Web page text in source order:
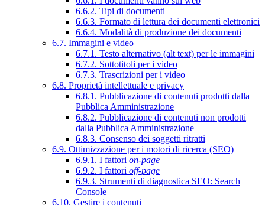
6.6.2. Tipi di documenti
6.6.3. Formato di lettura dei documenti elettronici
6.6.4. Modalità di produzione dei documenti
6.7. Immagini e video
6.7.1. Testo alternativo (alt text) per le immagini
6.7.2. Sottotitoli per i video
6.7.3. Trascrizioni per i video
6.8. Proprietà intellettuale e privacy
6.8.1. Pubblicazione di contenuti prodotti dalla
Pubblica Amministrazione
6.8.2. Pubblicazione di contenuti non prodotti
dalla Pubblica Amministrazione
6.8.3. Consenso dei soggetti ritratti
6.9. Ottimizzazione per i motori di ricerca (SEO)
6.9.1. I fattori on-page
6.9.2. I fattori off-page
6.9.3. Strumenti di diagnostica SEO: Search
Console
6.10. Gestire i contenuti